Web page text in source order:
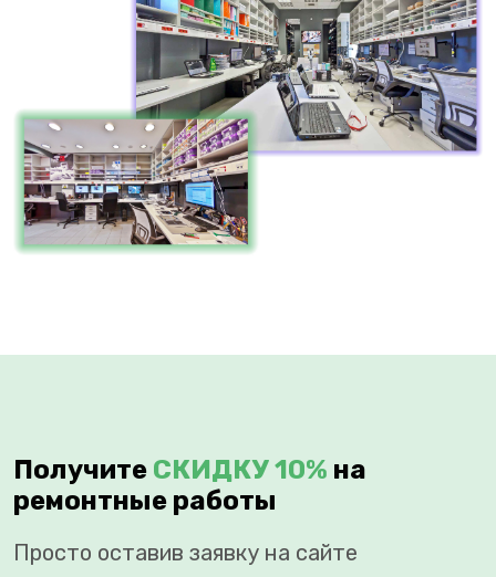
Получите СКИДКУ 10% на
ремонтные работы
Просто оставив заявку на сайте